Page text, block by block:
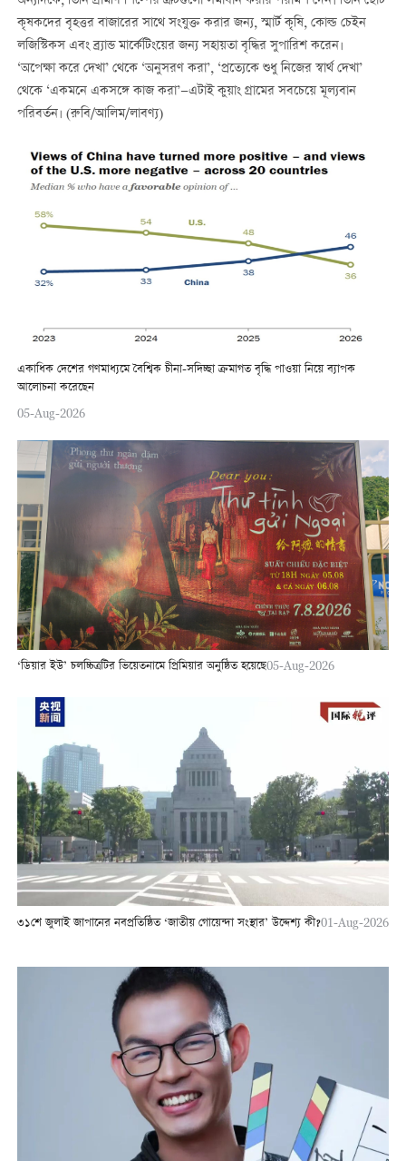
কৃষকদের বৃহত্তর বাজারের সাথে সংযুক্ত করার জন্য, স্মার্ট কৃষি, কোল্ড চেইন
লজিস্টিকস এবং ব্র্যান্ড মার্কেটিংয়ের জন্য সহায়তা বৃদ্ধির সুপারিশ করেন।
‘অপেক্ষা করে দেখা’ থেকে ‘অনুসরণ করা’, ‘প্রত্যেকে শুধু নিজের স্বার্থ দেখা’
থেকে ‘একমনে একসঙ্গে কাজ করা’—এটাই কুয়াং গ্রামের সবচেয়ে মূল্যবান
পরিবর্তন। (রুবি/আলিম/লাবণ্য)
একাধিক দেশের গণমাধ্যমে বৈশ্বিক চীনা-সদিচ্ছা ক্রমাগত বৃদ্ধি পাওয়া নিয়ে ব্যাপক
আলোচনা করেছেন
05-Aug-2026
‘ডিয়ার ইউ’ চলচ্চিত্রটির ভিয়েতনামে প্রিমিয়ার অনুষ্ঠিত হয়েছে05-Aug-2026
৩১শে জুলাই জাপানের নবপ্রতিষ্ঠিত ‘জাতীয় গোয়েন্দা সংস্থার’ উদ্দেশ্য কী?01-Aug-2026